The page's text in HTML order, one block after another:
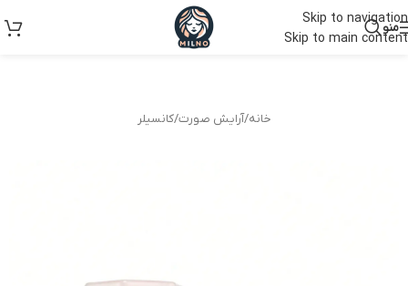
Skip to navigation
Skip to main content
منو
خانه/آرایش صورت/کانسیلر